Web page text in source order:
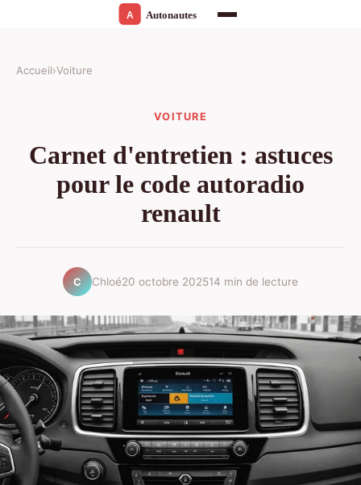
Accueil›Voiture
VOITURE
Carnet d'entretien : astuces
pour le code autoradio
renault
C Chloé20 octobre 202514 min de lecture